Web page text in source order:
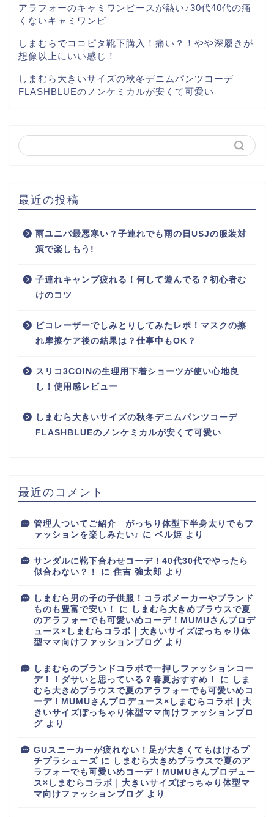
アラフォーのキャミワンピースが熱い♪30代40代の痛
くないキャミワンピ
しまむらでココピタ靴下購入！痛い？！やや深履きが
想像以上にいい感じ！
しまむら大きいサイズの秋冬デニムパンツコーデ
FLASHBLUEのノンケミカルが安くて可愛い
最近の投稿
雨ユニバ最悪寒い？子連れでも雨の日USJの服装対
策で楽しもう!
子連れキャンプ疲れる！何して遊んでる？初心者む
けのコツ
ピコレーザーでしみとりしてみたレポ！マスクの擦
れ摩擦ケア後の結果は？仕事中もOK？
スリコ3COINの生理用下着ショーツが使い心地良
し！使用感レビュー
しまむら大きいサイズの秋冬デニムパンツコーデ
FLASHBLUEのノンケミカルが安くて可愛い
最近のコメント
管理人ついてご紹介 がっちり体型下半身太りでもフ
ァッションを楽しみたい♪ に ベル姫 より
サンダルに靴下合わせコーデ！40代30代でやったら
似合わない？！
に 住吉 強太郎 より
しまむら男の子の子供服！コラボメーカーやブランド
ものも豊富で安い！
に
しまむら大きめブラウスで夏
のアラフォーでも可愛いめコーデ！MUMUさんプロデ
ュース×しまむらコラボ｜大きいサイズぽっちゃり体
型ママ向けファッションブログ より
しまむらのブランドコラボで一押しファッションコー
デ！！ダサいと思っている？春夏おすすめ！
に
しま
むら大きめブラウスで夏のアラフォーでも可愛いめコ
ーデ！MUMUさんプロデュース×しまむらコラボ｜大
きいサイズぽっちゃり体型ママ向けファッションブロ
グ より
GUスニーカーが疲れない！足が大きくてもはけるプ
チプラシューズ に
しまむら大きめブラウスで夏のア
ラフォーでも可愛いめコーデ！MUMUさんプロデュー
ス×しまむらコラボ｜大きいサイズぽっちゃり体型マ
マ向けファッションブログ より